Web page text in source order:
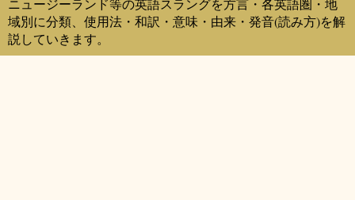
ニュージーランド等の英語スラングを方言・各英語圏・地
域別に分類、使用法・和訳・意味・由来・発音(読み方)を解
説していきます。